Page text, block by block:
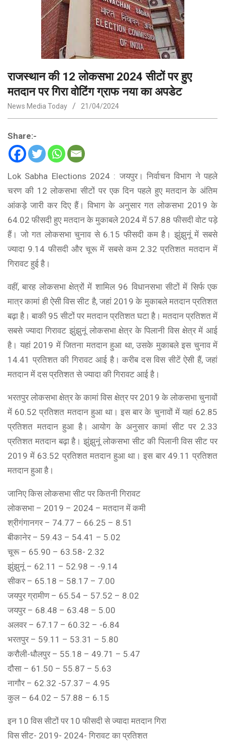
राजस्थान की 12 लोकसभा 2024 सीटों पर हुए
मतदान पर गिरा वोटिंग ग्राफ नया का अपडेट
News Media Today 21/04/2024
Share:-
Lok Sabha Elections 2024 : जयपुर। निर्वाचन विभाग ने पहले
चरण की 12 लोकसभा सीटों पर एक दिन पहले हुए मतदान के अंतिम
आंकड़े जारी कर दिए हैं। विभाग के अनुसार गत लोकसभा 2019 के
64.02 फीसदी हुए मतदान के मुकाबले 2024 में 57.88 फीसदी वोट पड़े
हैं। जो गत लोकसभा चुनाव से 6.15 फीसदी कम है। झुंझुनूं में सबसे
ज्यादा 9.14 फीसदी और चूरू में सबसे कम 2.32 प्रतिशत मतदान में
गिरावट हुई है।
वहीं, बारह लोकसभा क्षेत्रों में शामिल 96 विधानसभा सीटों में सिर्फ एक
मात्र कामां ही ऐसी विस सीट है, जहां 2019 के मुकाबले मतदान प्रतिशत
बढ़ा है। बाकी 95 सीटों पर मतदान प्रतिशत घटा है। मतदान प्रतिशत में
सबसे ज्यादा गिरावट झुंझुनूं लोकसभा क्षेत्र के पिलानी विस क्षेत्र में आई
है। यहां 2019 में जितना मतदान हुआ था, उसके मुकाबले इस चुनाव में
14.41 प्रतिशत की गिरावट आई है। करीब दस विस सीटें ऐसी हैं, जहां
मतदान में दस प्रतिशत से ज्यादा की गिरावट आई है।
भरतपुर लोकसभा क्षेत्र के कामां विस क्षेत्र पर 2019 के लोकसभा चुनावों
में 60.52 प्रतिशत मतदान हुआ था। इस बार के चुनावों में यहां 62.85
प्रतिशत मतदान हुआ है। आयोग के अनुसार कामां सीट पर 2.33
प्रतिशत मतदान बढ़ा है। झुंझुनूं लोकसभा सीट की पिलानी विस सीट पर
2019 में 63.52 प्रतिशत मतदान हुआ था। इस बार 49.11 प्रतिशत
मतदान हुआ है।
जानिए किस लोकसभा सीट पर कितनी गिरावट
लोकसभा – 2019 – 2024 – मतदान में कमी
श्रीगंगानगर – 74.77 – 66.25 – 8.51
बीकानेर – 59.43 – 54.41 – 5.02
चूरू – 65.90 – 63.58- 2.32
झुंझुनूं – 62.11 – 52.98 – -9.14
सीकर – 65.18 – 58.17 – 7.00
जयपुर ग्रामीण – 65.54 – 57.52 – 8.02
जयपुर – 68.48 – 63.48 – 5.00
अलवर – 67.17 – 60.32 – -6.84
भरतपुर – 59.11 – 53.31 – 5.80
करौली-धौलपुर – 55.18 – 49.71 – 5.47
दौसा – 61.50 – 55.87 – 5.63
नागौर – 62.32 -57.37 – 4.95
कुल – 64.02 – 57.88 – 6.15
इन 10 विस सीटों पर 10 फीसदी से ज्यादा मतदान गिरा
विस सीट- 2019- 2024- गिरावट का प्रतिशत